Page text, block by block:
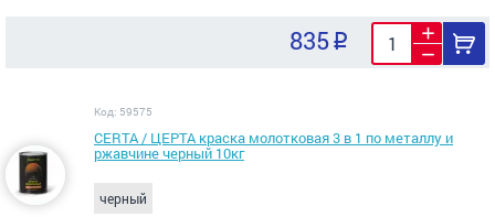
835
Код: 59575
CERTA / ЦЕРТА краска молотковая 3 в 1 по металлу и
ржавчине черный 10кг
черный